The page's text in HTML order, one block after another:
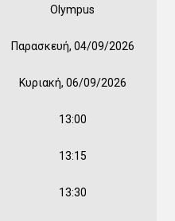
Olympus
Παρασκευή, 04/09/2026
Κυριακή, 06/09/2026
13:00
13:15
13:30